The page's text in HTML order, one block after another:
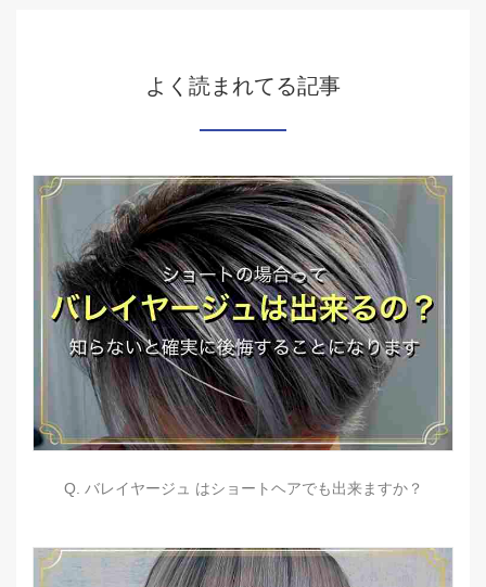
よく読まれてる記事
Q. バレイヤージュ はショートヘアでも出来ますか？